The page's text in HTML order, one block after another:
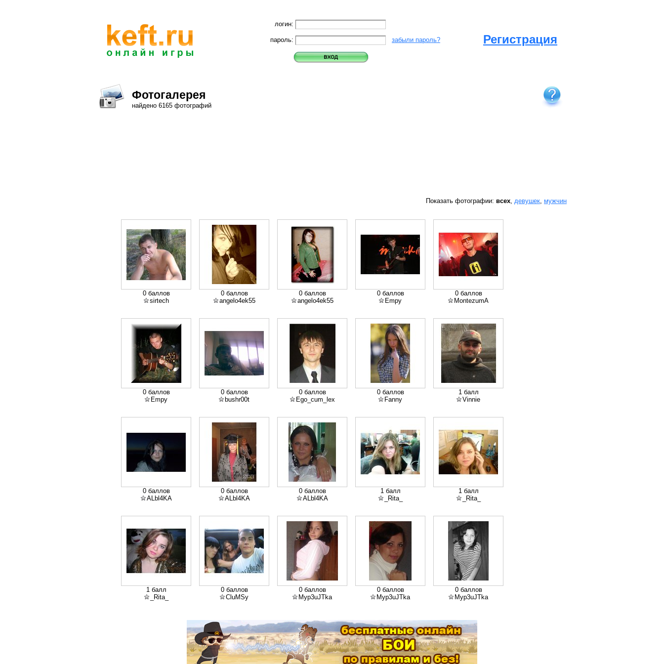
Регистрация
логин:
пароль: забыли пароль?
Фотогалерея
найдено 6165 фотографий
Показать фотографии: всех, девушек, мужчин
0 баллов
sirtech
0 баллов
angelo4ek55
0 баллов
angelo4ek55
0 баллов
Empy
0 баллов
MontezumA
0 баллов
Empy
0 баллов
bushr00t
0 баллов
Ego_cum_lex
0 баллов
Fanny
1 балл
Vinnie
0 баллов
ALbl4KA
0 баллов
ALbl4KA
0 баллов
ALbl4KA
1 балл
_Rita_
1 балл
_Rita_
1 балл
_Rita_
0 баллов
CluMSy
0 баллов
Myp3uJTka
0 баллов
Myp3uJTka
0 баллов
Myp3uJTka